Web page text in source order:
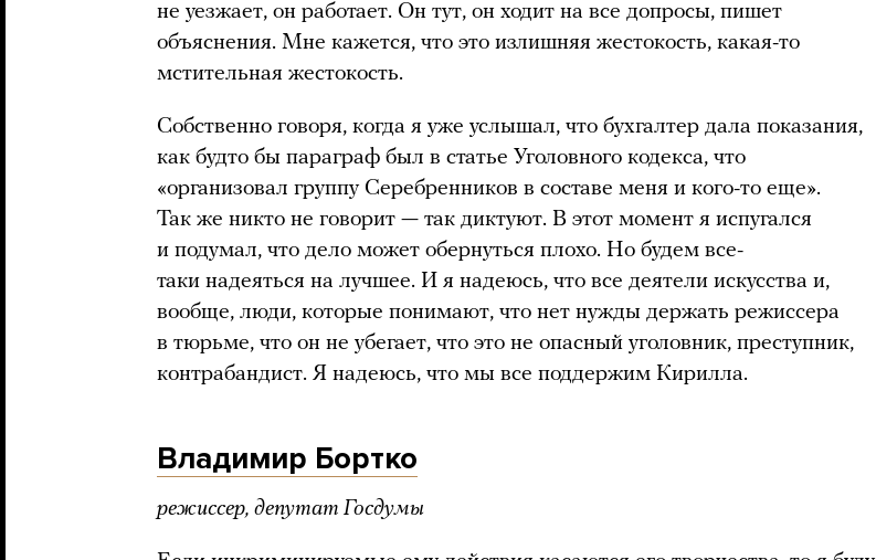
не уезжает, он работает. Он тут, он ходит на все допросы, пишет
объяснения. Мне кажется, что это излишняя жестокость, какая-то
мстительная жестокость.
Собственно говоря, когда я уже услышал, что бухгалтер дала показания,
как будто бы параграф был в статье Уголовного кодекса, что
«организовал группу Серебренников в составе меня и кого-то еще».
Так же никто не говорит — так диктуют. В этот момент я испугался
и подумал, что дело может обернуться плохо. Но будем все-
таки надеяться на лучшее. И я надеюсь, что все деятели искусства и,
вообще, люди, которые понимают, что нет нужды держать режиссера
в тюрьме, что он не убегает, что это не опасный уголовник, преступник,
контрабандист. Я надеюсь, что мы все поддержим Кирилла.
Владимир Бортко
режиссер, депутат Госдумы